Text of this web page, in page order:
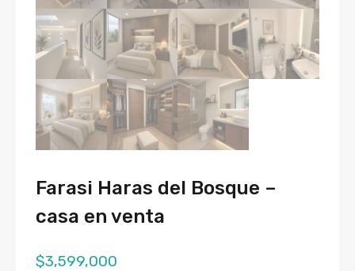
Farasi Haras del Bosque –
casa en venta
$3,599,000